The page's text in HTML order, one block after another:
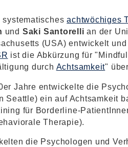
systematischesachtwöchiges
und Saki Santorelli an der
(USA) entwickelt
ist die Abkürzung für
durch Achtsamkeit"
Jahre entwickelte die
Seattle) ein auf Achtsamkeit
für Borderline-
Therapie).
die Psychologen und